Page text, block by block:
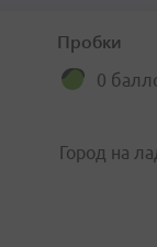
Пробки
0
Город на